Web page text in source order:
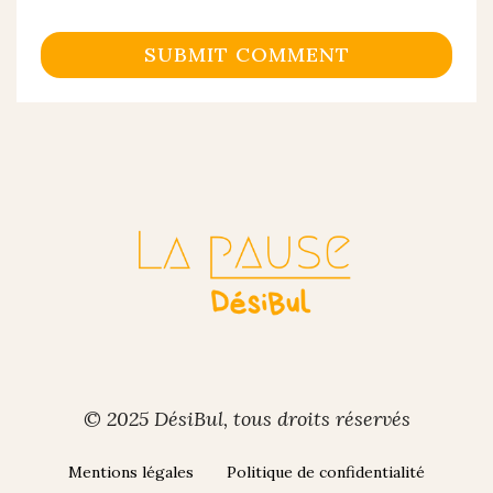
© 2025 DésiBul, tous droits réservés
Mentions légales Politique de confidentialité